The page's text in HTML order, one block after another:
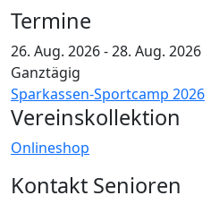
Termine
26. Aug. 2026-28. Aug. 2026
Ganztägig
Sparkassen-Sportcamp 2026
Vereinskollektion
Onlineshop
Kontakt Senioren